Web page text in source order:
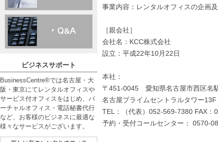
事業内容：レンタルオフィスの企画
［親会社］
会社名：KCC株式会社
設立：平成22年10月22日
本社：
〒451-0045 愛知県名古屋市西区
名古屋プライムセントラルタワー13F
TEL：（代表）052-569-7380 FAX：
予約・受付コールセンター： 0570-
ビジネスサポート
BusinessCentre®では名古屋・大
阪・東京にてレンタルオフィスや
サービス付オフィスをはじめ、バ
ーチャルオフィス・電話秘書代行
など、お客様のビジネスに最適な
様々なサービスがございます。